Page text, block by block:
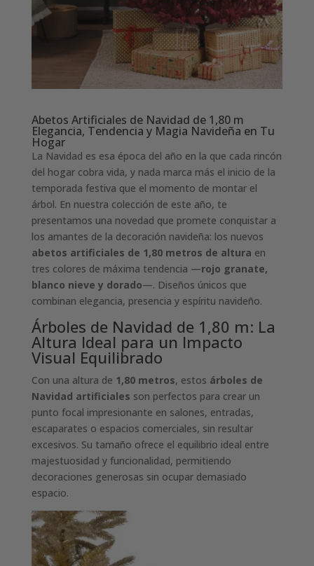
Abetos Artificiales de Navidad de 1,80 m
Elegancia, Tendencia y Magia Navideña en Tu
Hogar
La Navidad es esa época del año en la que cada rincón
del hogar cobra vida, y nada marca más el inicio de la
temporada festiva que el momento de montar el
árbol. En nuestra colección de este año, te
presentamos una novedad que promete conquistar a
los amantes de la decoración navideña: los nuevos
abetos artificiales de 1,80 metros de altura en
tres colores de máxima tendencia —rojo granate,
blanco nieve y dorado—. Diseños únicos que
combinan elegancia, presencia y espíritu navideño.
Árboles de Navidad de 1,80 m: La
Altura Ideal para un Impacto
Visual Equilibrado
Con una altura de 1,80 metros, estos árboles de
Navidad artificiales son perfectos para crear un
punto focal impresionante en salones, entradas,
escaparates o espacios comerciales, sin resultar
excesivos. Su tamaño ofrece el equilibrio ideal entre
majestuosidad y funcionalidad, permitiendo
decoraciones generosas sin ocupar demasiado
espacio.